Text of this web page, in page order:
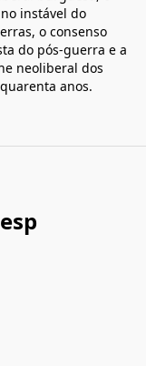
instável do
o consenso
do pós-guerra e a
neoliberal dos
anos.